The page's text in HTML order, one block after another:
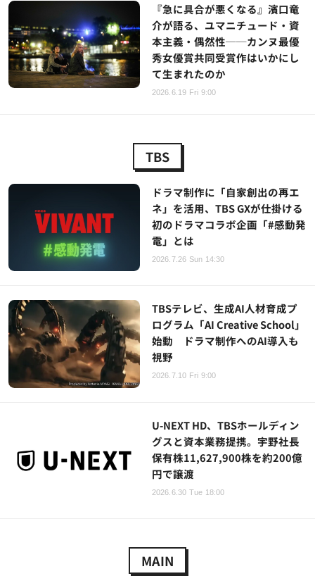
『急に具合が悪くなる』濱口竜
介が語る、ユマニチュード・資
本主義・偶然性──カンヌ最優
秀女優賞共同受賞作はいかにし
て生まれたのか
2026.6.19 Fri 9:00
TBS
ドラマ制作に「自家創出の再エ
ネ」を活用、TBS GXが仕掛ける
初のドラマコラボ企画「#感動発
電」とは
2026.7.26 Sun 14:30
TBSテレビ、生成AI人材育成プ
ログラム「AI Creative School」
始動 ドラマ制作へのAI導入も
視野
2026.7.10 Fri 9:00
U-NEXT HD、TBSホールディン
グスと資本業務提携。宇野社長
保有株11,627,900株を約200億
円で譲渡
2026.6.30 Tue 18:00
MAIN